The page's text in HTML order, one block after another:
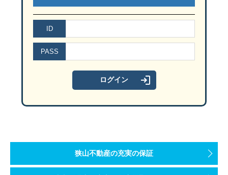
会員登録すると、狭山市を中心とした物件情報を確認
部屋別に考える安全な推し活グッズの配置
寝室では、就寝中に地震が起きる可能性を考えます。枕元
リビング
住宅防犯は建物の設備だけでなく、道路、隣地、植栽
狭山不動産の注文住宅ページで住まいづくりの考え方
防災や住まい選びに関する情報を確認したい方へ
狭山不動産のスタッフブログから住まい探しの関連記
狭山市・入間市・所沢市周辺で注文住宅や新築戸建
新築戸建の見学では、完成した間取りや設備が家族に
間取りや設備を自分たちの希望から考えたい方へ
狭山不動産の注文住宅で住まいづくりの考え方を確認
夏休みはモデルハウス見学のチャンス？新築を効率よ
スーパーで1週間分を備蓄する基本ステップ
備蓄は、一度に大量購入するより、必要量を数えて普
家族の人数、年齢、食事量、アレルギー、持病、乳
家族の人数×7日×1日3食で、必要な食事回数の目安を
自宅にある常温食品を、主食・主菜・副菜・補食・
加熱不要の食事を含め、1日分の献立を実際に試す
賞味期限の近いものを手前に置き、食べた分を買い足
固定方法 確認したいポイント
L型金具
突っ張り棒
家具、壁、テレビ台など、取り付け
ストッパー式器具 製品の指定位置へ設置し、ほかの固
家具転倒防止器具を使用する際の主な確認点
地域の災害リスクに合わせて備蓄日数を確認す
地震ではライフライン停止、水害では早めの避難が必
狭山不動産で住まい探しをご相談いただく際には、
避難場所だけでなく、塀や落下物を避けられる経路を複数
狭山不動産エリアで見られやすい検討条件
狭山不動産で住まい探しをご相談いただく際には、
注文住宅と新築戸建で確認したいトイレ防災の
注文住宅は収納や動線を計画段階から検討しやすく、
住まいの選択肢 確認したい点
新築戸建 既存収納、便器周りの作業
中古住宅・リフォーム 配管状態、収納追加の可否
ただし、条件は物件ごとに異なるため、具体的な検
変形地では注文住宅と新築戸建をどう比較する
注文住宅と新築戸建では、変形地に対する確認方法が
注文住宅では、敷地形状に合わせて建物の位置、窓、
ID
PASS
狭山不動産の充実の保証